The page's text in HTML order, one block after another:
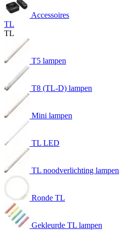
Accessoires
TL
TL
T5 lampen
T8 (TL-D) lampen
Mini lampen
TL LED
TL noodverlichting lampen
Ronde TL
Gekleurde TL lampen